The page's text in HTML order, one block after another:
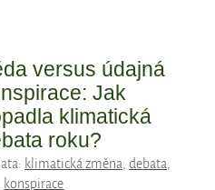
versus údajná
Jak
klimatická
roku?
klimatická změna, debata,
konspirace